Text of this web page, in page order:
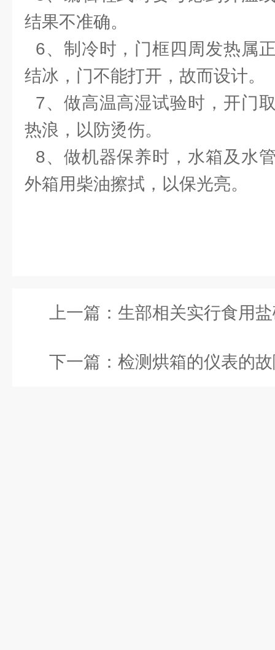
结果不准确。
6、制冷时，门框四周发热属
结冰，门不能打开，故而设计。
7、做高温高湿试验时，开门
热浪，以防烫伤。
8、做机器保养时，水箱及水
外箱用柴油擦拭，以保光亮。
上一篇： 生部相关实行食用
下一篇： 检测烘箱的仪表的